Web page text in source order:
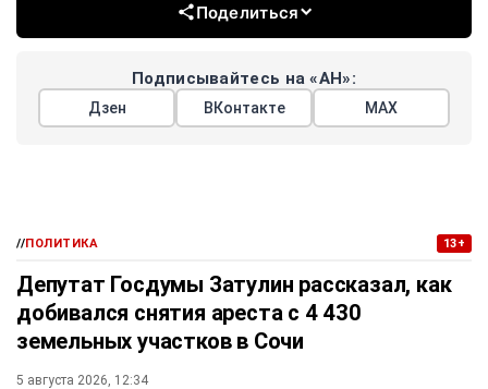
Поделиться
Подписывайтесь на «АН»:
Дзен ВКонтакте МАХ
//ПОЛИТИКА 13+
Депутат Госдумы Затулин рассказал, как
добивался снятия ареста с 4 430
земельных участков в Сочи
5 августа 2026, 12:34